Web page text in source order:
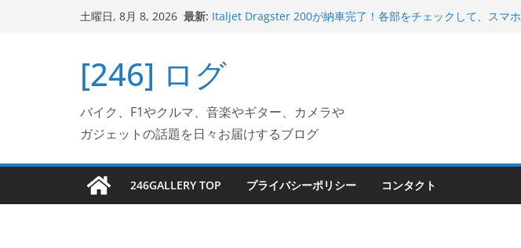
キ
プ
土曜日, 8月 8, 2026 最新: Italjet Dragster 200が納車完了！各部をチェックして、スマホ
Ken Block 逝去
岩手県奥州市へのふるさと納税で KGR HARMONY 南部鉄器エ
Italjet Dragster 200のフロントISSサスの動きが判ったらコーナ
リングが楽しくなった
[246] ログ
バイク、F1やクルマ、音楽やギター、カメラや
ガジェットの話題を日々お届けするブログ
246GALLERY TOP プライバシーポリシー コンタクト